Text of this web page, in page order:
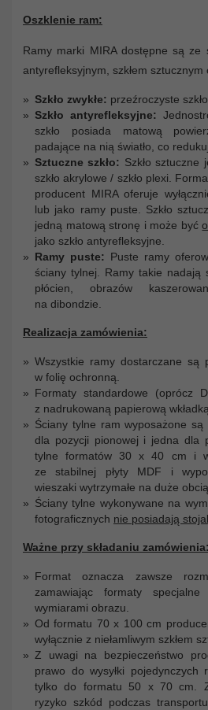
Oszklenie ram:
Ramy marki MIRA dostępne są ze
antyrefleksyjnym, szkłem sztucznym
Szkło zwykłe: przeźroczyste
Szkło antyrefleksyjne:
szkło posiada matową
padające na nią światło, co
Sztuczne szkło: Szkło sztuczne
szkło akrylowe / szkło plexi.
producent MIRA oferuje
lub jako ramy puste. Szkło
jedną matową stronę i może być
jako szkło antyrefleksyjne.
Ramy puste: Puste ramy
ściany tylnej. Ramy takie nadają
płócien, obrazów
na dibondzie.
Realizacja zamówienia:
Wszystkie ramy dostarczane są
w folię ochronną.
Formaty standardowe (oprócz
z nadrukowaną papierową wkładką.
Ściany tylne ram wyposażone
dla pozycji pionowej i jedna dla
tylne formatów 30 x 40 cm i
ze stabilnej płyty MDF i
wieszaki wytrzymałe na duże
Ściany tylne wykonywane na
fotograficznych nie posiadają
Ważne przy składaniu zamówienia:
Format oznacza zawsze
zamawiając formaty
wymiarami obrazu.
Od formatu 70 x 100 cm
wyłącznie z niełamliwym szkłem
Z uwagi na bezpieczeństwo
prawo do wysyłki pojedynczych
tylko do formatu 50 x 70 cm.
ryzyko szkód podczas